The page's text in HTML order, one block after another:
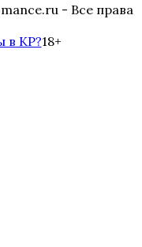
- Все права
в КР?18+